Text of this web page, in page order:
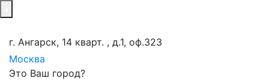
г. Ангарск, 14 кварт. , д.1, оф.323
Москва
Это Ваш город?